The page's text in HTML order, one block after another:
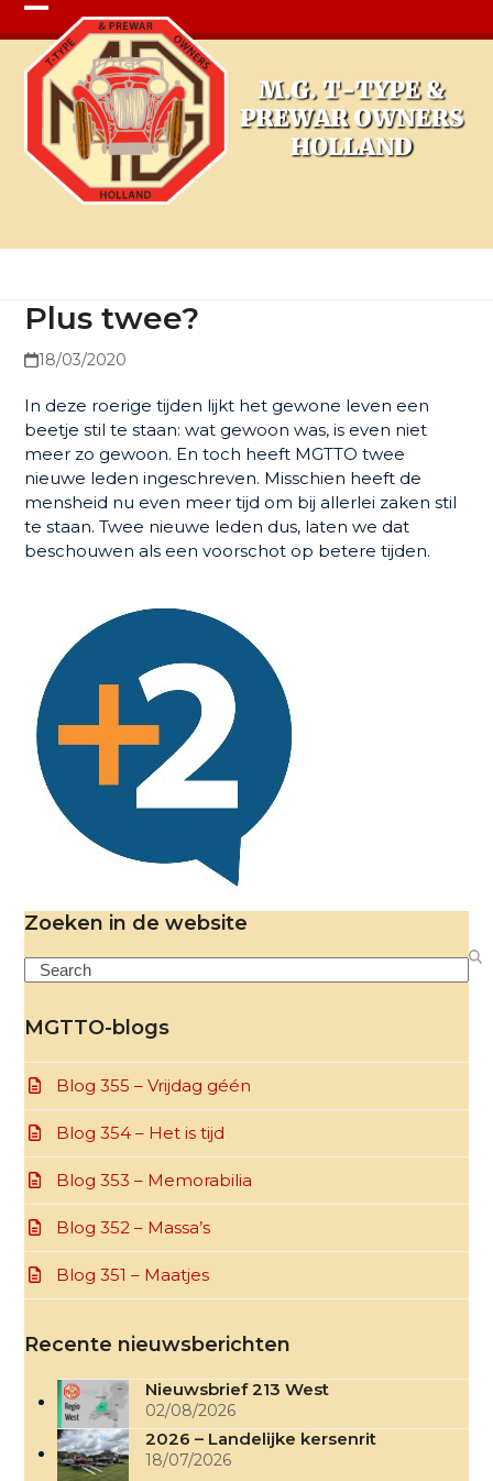
Open
mobile
menu
Close
mobile
menu
Plus twee?
18/03/2020
In deze roerige tijden lijkt het gewone leven een
beetje stil te staan: wat gewoon was, is even niet
meer zo gewoon. En toch heeft MGTTO twee
nieuwe leden ingeschreven. Misschien heeft de
mensheid nu even meer tijd om bij allerlei zaken stil
te staan. Twee nieuwe leden dus, laten we dat
beschouwen als een voorschot op betere tijden.
Zoeken in de website
Search
MGTTO-blogs
Blog 355 – Vrijdag géén
Blog 354 – Het is tijd
Blog 353 – Memorabilia
Blog 352 – Massa’s
Blog 351 – Maatjes
Recente nieuwsberichten
Nieuwsbrief 213 West
02/08/2026
2026 – Landelijke kersenrit
18/07/2026